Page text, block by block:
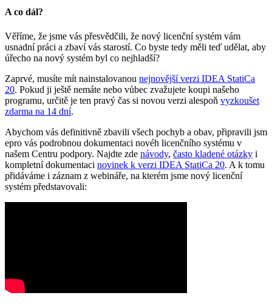
A co dál?
Věříme, že jsme vás přesvědčili, že nový licenční systém vám
usnadní práci a zbaví vás starostí. Co byste tedy měli teď udělat, aby
úřecho na nový systém byl co nejhladší?
Zaprvé, musíte mít nainstalovanou nejnovější verzi IDEA StatiCa
20. Pokud ji ještě nemáte nebo vůbec zvažujete koupi našeho
programu, určitě je ten pravý čas si novou verzi alespoň vyzkoušet
zdarma na 14 dní.
Abychom vás definitivně zbavili všech pochyb a obav, připravili jsm
epro vás podrobnou dokumentaci novéh licenčního systému v
našem Centru podpory. Najdte zde návody, často kladené otázky i
kompletní dokumentaci novinek k verzi IDEA StatiCa 20. A k tomu
přidáváme i záznam z webináře, na kterém jsme nový licenční
systém představovali: